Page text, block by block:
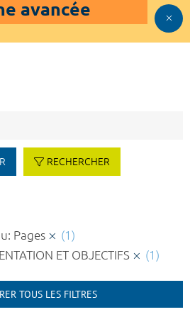
avancée
RECHERCHER
Pages
(1)
ET OBJECTIFS
(1)
TOUS LES FILTRES